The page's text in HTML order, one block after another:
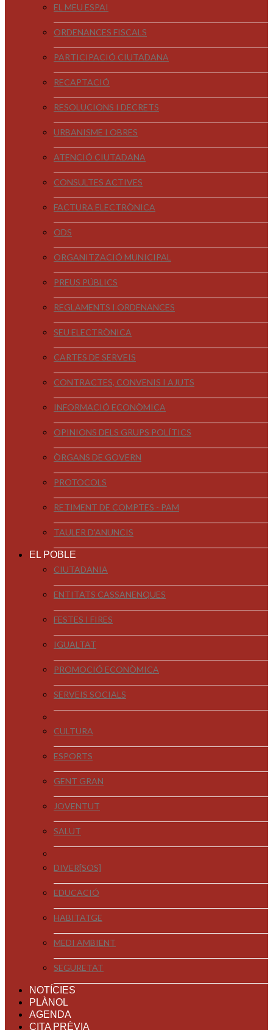
EL MEU ESPAI
ORDENANCES FISCALS
PARTICIPACIÓ CIUTADANA
RECAPTACIÓ
RESOLUCIONS I DECRETS
URBANISME I OBRES
ATENCIÓ CIUTADANA
CONSULTES ACTIVES
FACTURA ELECTRÒNICA
ODS
ORGANITZACIÓ MUNICIPAL
PREUS PÚBLICS
REGLAMENTS I ORDENANCES
SEU ELECTRÒNICA
CARTES DE SERVEIS
CONTRACTES, CONVENIS I AJUTS
INFORMACIÓ ECONÒMICA
OPINIONS DELS GRUPS POLÍTICS
ÒRGANS DE GOVERN
PROTOCOLS
RETIMENT DE COMPTES - PAM
TAULER D'ANUNCIS
EL POBLE
CIUTADANIA
ENTITATS CASSANENQUES
FESTES I FIRES
IGUALTAT
PROMOCIÓ ECONÒMICA
SERVEIS SOCIALS
CULTURA
ESPORTS
GENT GRAN
JOVENTUT
SALUT
DIVER[SOS]
EDUCACIÓ
HABITATGE
MEDI AMBIENT
SEGURETAT
NOTÍCIES
PLÀNOL
AGENDA
CITA PRÈVIA